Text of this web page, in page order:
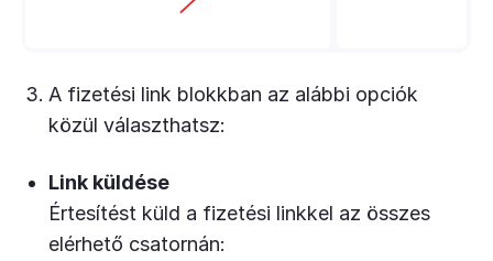
A fizetési link blokkban az alábbi opciók
közül választhatsz:
Link küldése
Értesítést küld a fizetési linkkel az összes
elérhető csatornán: